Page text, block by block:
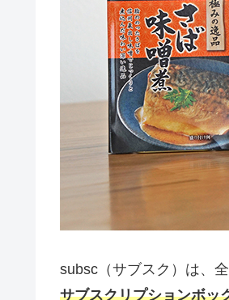
subsc（サブスク）は、
サブスクリプションボッ